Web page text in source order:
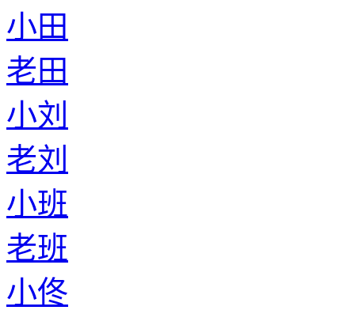
小田
老田
小刘
老刘
小班
老班
小佟